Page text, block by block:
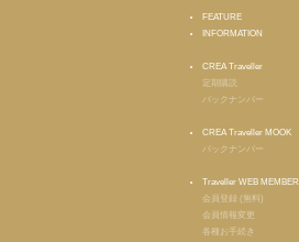
FEATURE
INFORMATION
CREA Traveller
定期購読
バックナンバー
CREA Traveller MOOK
バックナンバー
Traveller WEB MEMBER
会員登録 (無料)
会員情報変更
各種お手続き